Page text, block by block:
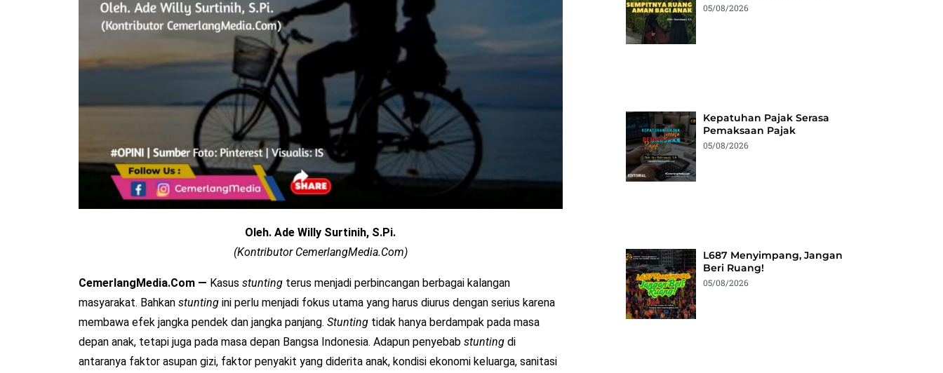
Oleh. Ade Willy Surtinih, S.Pi.
(Kontributor CemerlangMedia.Com)
CemerlangMedia.Com — Kasus stunting terus menjadi perbincangan berbagai kalangan
masyarakat. Bahkan stunting ini perlu menjadi fokus utama yang harus diurus dengan serius karena
membawa efek jangka pendek dan jangka panjang. Stunting tidak hanya berdampak pada masa
depan anak, tetapi juga pada masa depan Bangsa Indonesia. Adapun penyebab stunting di
antaranya faktor asupan gizi, faktor penyakit yang diderita anak, kondisi ekonomi keluarga, sanitasi
05/08/2026
Kepatuhan Pajak Serasa
Pemaksaan Pajak
05/08/2026
L687 Menyimpang, Jangan
Beri Ruang!
05/08/2026